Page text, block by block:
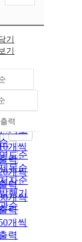
기
기
확도
순
기도
도순
목순
저자순
행기
관순
내림차순
력
개씩
력
개씩
력
개씩
력
개씩
력